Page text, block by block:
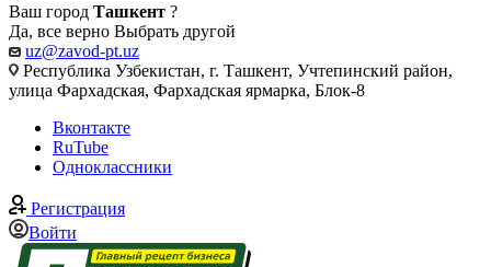
Ваш город Ташкент ?
Да, все верно Выбрать другой
uz@zavod-pt.uz
Республика Узбекистан, г. Ташкент, Учтепинский район,
улица Фархадская, Фархадская ярмарка, Блок-8
Вконтакте
RuTube
Одноклассники
Регистрация
Войти